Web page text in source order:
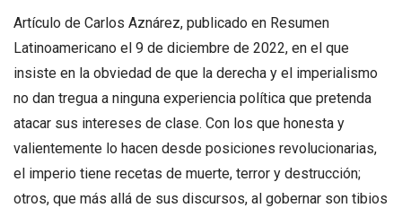
Artículo de Carlos Aznárez, publicado en Resumen
Latinoamericano el 9 de diciembre de 2022, en el que
insiste en la obviedad de que la derecha y el imperialismo
no dan tregua a ninguna experiencia política que pretenda
atacar sus intereses de clase. Con los que honesta y
valientemente lo hacen desde posiciones revolucionarias,
el imperio tiene recetas de muerte, terror y destrucción;
otros, que más allá de sus discursos, al gobernar son tibios